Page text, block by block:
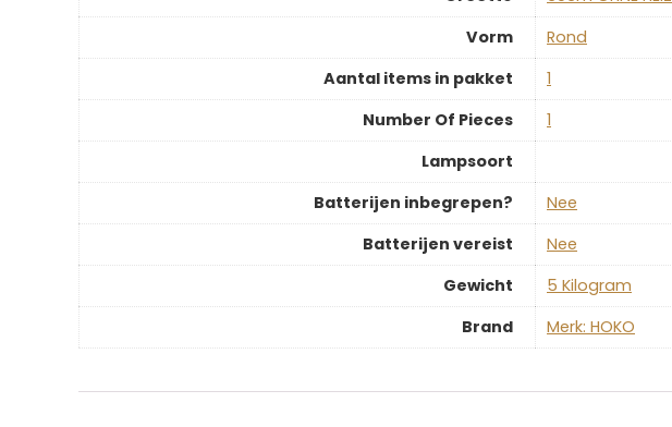
Vorm
‎Rond
Aantal items in pakket
‎1
Number Of Pieces
‎1
Lampsoort
Batterijen inbegrepen?
‎Nee
Batterijen vereist
‎Nee
Gewicht
‎5 Kilogram
Brand
Merk: HOKO